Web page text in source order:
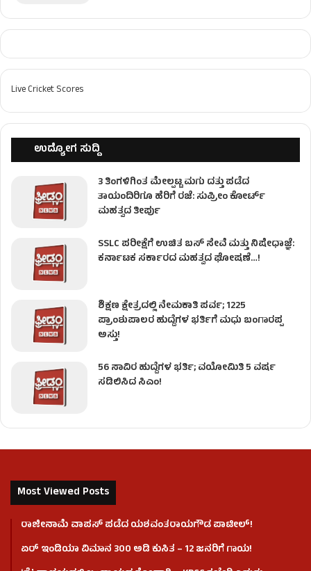
Live Cricket Scores
ಉದ್ಯೋಗ ಸುದ್ದಿ
3 ತಿಂಗಳಿಗಿಂತ ಮೇಲ್ಪಟ್ಟ ಮಗು ದತ್ತು ಪಡೆದ
ತಾಯಂದಿರಿಗೂ ಹೆರಿಗೆ ರಜೆ: ಸುಪ್ರೀಂ ಕೋರ್ಟ್
ಮಹತ್ವದ ತೀರ್ಪು
SSLC ಪರೀಕ್ಷೆಗೆ ಉಚಿತ ಬಸ್ ಸೇವೆ ಮತ್ತು ನಿಷೇಧಾಜ್ಞೆ:
ಕರ್ನಾಟಕ ಸರ್ಕಾರದ ಮಹತ್ವದ ಘೋಷಣೆ…!
ಶಿಕ್ಷಣ ಕ್ಷೇತ್ರದಲ್ಲಿ ನೇಮಕಾತಿ ಪರ್ವ; 1225
ಪ್ರಾಂಶುಪಾಲರ ಹುದ್ದೆಗಳ ಭರ್ತಿಗೆ ಮಧು ಬಂಗಾರಪ್ಪ
ಅಸ್ತು!
56 ಸಾವಿರ ಹುದ್ದೆಗಳ ಭರ್ತಿ; ವಯೋಮಿತಿ 5 ವರ್ಷ
ಸಡಿಲಿಸಿದ ಸಿಎಂ!
Most Viewed Posts
ರಾಜೀನಾಮೆ ವಾಪಸ್ ಪಡೆದ ಯಶವಂತರಾಯಗೌಡ ಪಾಟೀಲ್‌!
ಏರ್ ಇಂಡಿಯಾ ವಿಮಾನ 300 ಅಡಿ ಕುಸಿತ – 12 ಜನರಿಗೆ ಗಾಯ!